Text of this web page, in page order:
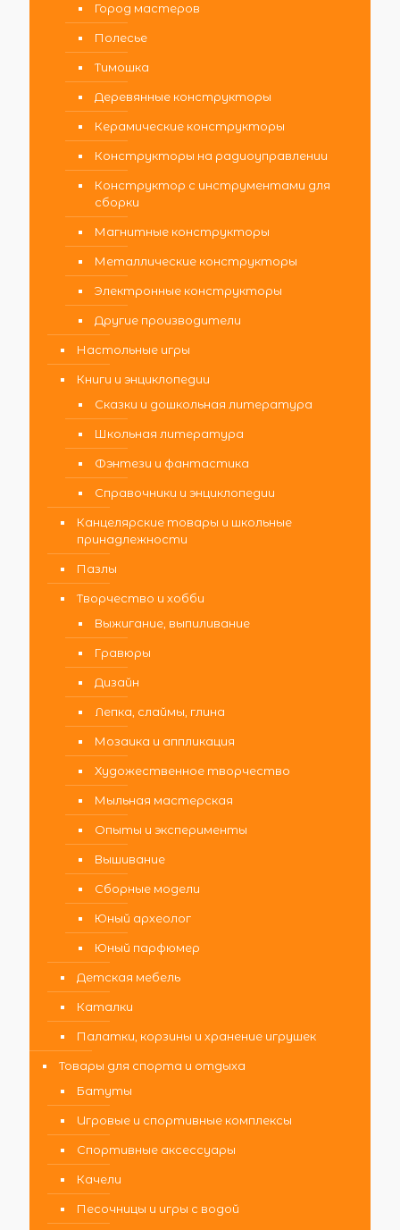
Город мастеров
Полесье
Тимошка
Деревянные конструкторы
Керамические конструкторы
Конструкторы на радиоуправлении
Конструктор с инструментами для
сборки
Магнитные конструкторы
Металлические конструкторы
Электронные конструкторы
Другие производители
Настольные игры
Книги и энциклопедии
Сказки и дошкольная литература
Школьная литература
Фэнтези и фантастика
Справочники и энциклопедии
Канцелярские товары и школьные
принадлежности
Пазлы
Творчество и хобби
Выжигание, выпиливание
Гравюры
Дизайн
Лепка, слаймы, глина
Мозаика и аппликация
Художественное творчество
Мыльная мастерская
Опыты и эксперименты
Вышивание
Сборные модели
Юный археолог
Юный парфюмер
Детская мебель
Каталки
Палатки, корзины и хранение игрушек
Товары для спорта и отдыха
Батуты
Игровые и спортивные комплексы
Спортивные аксессуары
Качели
Песочницы и игры с водой